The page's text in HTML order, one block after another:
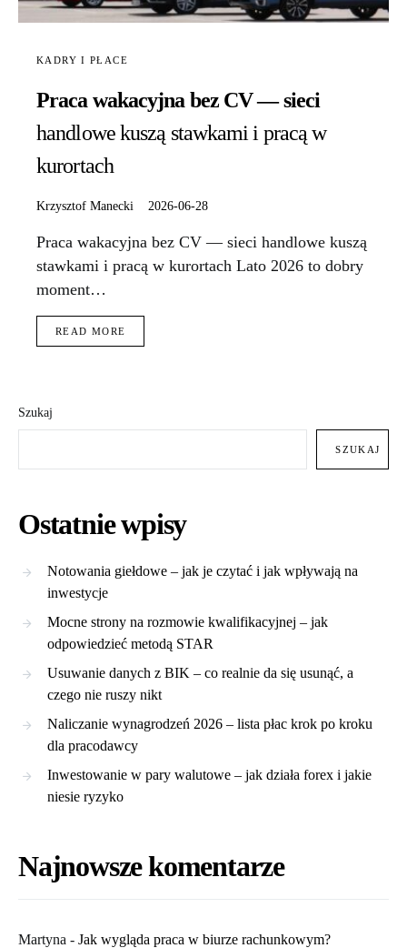
KADRY I PŁACE
Praca wakacyjna bez CV — sieci
handlowe kuszą stawkami i pracą w
kurortach
Krzysztof Manecki 2026-06-28
Praca wakacyjna bez CV — sieci handlowe kuszą
stawkami i pracą w kurortach Lato 2026 to dobry
moment…
READ MORE
Szukaj
SZUKAJ
Ostatnie wpisy
Notowania giełdowe – jak je czytać i jak wpływają na
inwestycje
Mocne strony na rozmowie kwalifikacyjnej – jak
odpowiedzieć metodą STAR
Usuwanie danych z BIK – co realnie da się usunąć, a
czego nie ruszy nikt
Naliczanie wynagrodzeń 2026 – lista płac krok po kroku
dla pracodawcy
Inwestowanie w pary walutowe – jak działa forex i jakie
niesie ryzyko
Najnowsze komentarze
Martyna - ​Jak wygląda praca w biurze rachunkowym?